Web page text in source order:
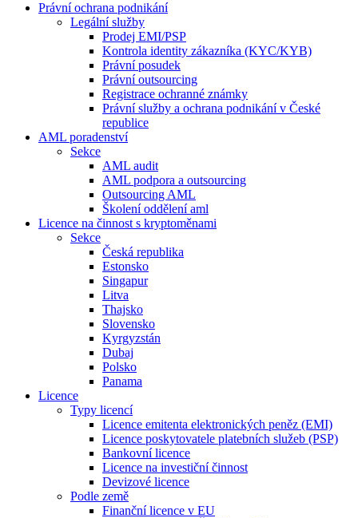
Právní ochrana podnikání
Legální služby
Prodej EMI/PSP
Kontrola identity zákazníka (KYC/KYB)
Právní posudek
Právní outsourcing
Registrace ochranné známky
Právní služby a ochrana podnikání v České
republice
AML poradenství
Sekce
AML audit
AML podpora a outsourcing
Outsourcing AML
Školení oddělení aml
Licence na činnost s kryptoměnami
Sekce
Česká republika
Estonsko
Singapur
Litva
Thajsko
Slovensko
Kyrgyzstán
Dubaj
Polsko
Panama
Licence
Typy licencí
Licence emitenta elektronických peněz (EMI)
Licence poskytovatele platebních služeb (PSP)
Bankovní licence
Licence na investiční činnost
Devizové licence
Podle země
Finanční licence v EU